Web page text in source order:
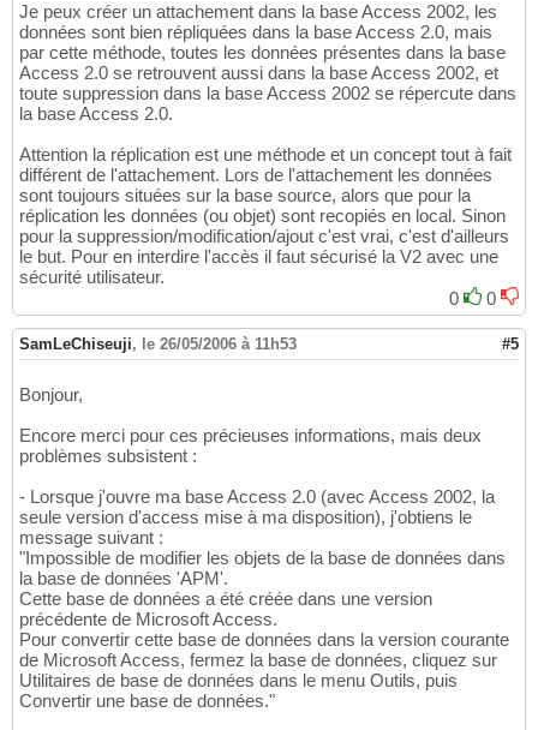
Je peux créer un attachement dans la base Access 2002, les
données sont bien répliquées dans la base Access 2.0, mais
par cette méthode, toutes les données présentes dans la base
Access 2.0 se retrouvent aussi dans la base Access 2002, et
toute suppression dans la base Access 2002 se répercute dans
la base Access 2.0.
Attention la réplication est une méthode et un concept tout à fait
différent de l'attachement. Lors de l'attachement les données
sont toujours situées sur la base source, alors que pour la
réplication les données (ou objet) sont recopiés en local. Sinon
pour la suppression/modification/ajout c'est vrai, c'est d'ailleurs
le but. Pour en interdire l'accès il faut sécurisé la V2 avec une
sécurité utilisateur.
0
0
SamLeChiseuji, le 26/05/2006 à 11h53 #5
Bonjour,
Encore merci pour ces précieuses informations, mais deux
problèmes subsistent :
- Lorsque j'ouvre ma base Access 2.0 (avec Access 2002, la
seule version d'access mise à ma disposition), j'obtiens le
message suivant :
"Impossible de modifier les objets de la base de données dans
la base de données 'APM'.
Cette base de données a été créée dans une version
précédente de Microsoft Access.
Pour convertir cette base de données dans la version courante
de Microsoft Access, fermez la base de données, cliquez sur
Utilitaires de base de données dans le menu Outils, puis
Convertir une base de données."